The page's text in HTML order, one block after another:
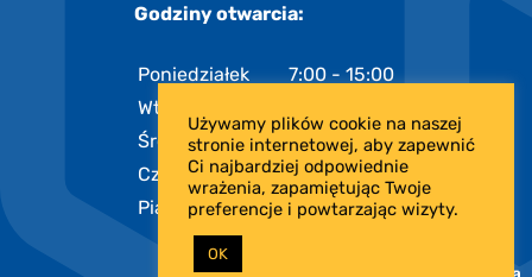
Używamy plików cookie na naszej
stronie internetowej, aby zapewnić
Ci najbardziej odpowiednie
wrażenia, zapamiętując Twoje
preferencje i powtarzając wizyty.
OK
Godziny otwarcia:
Poniedziałek
7:00 - 15:00
Wtorek
Środa
7:00 - 17:00
Czwartek
7:00 - 15:00
Piątek
7:00 - 13:00